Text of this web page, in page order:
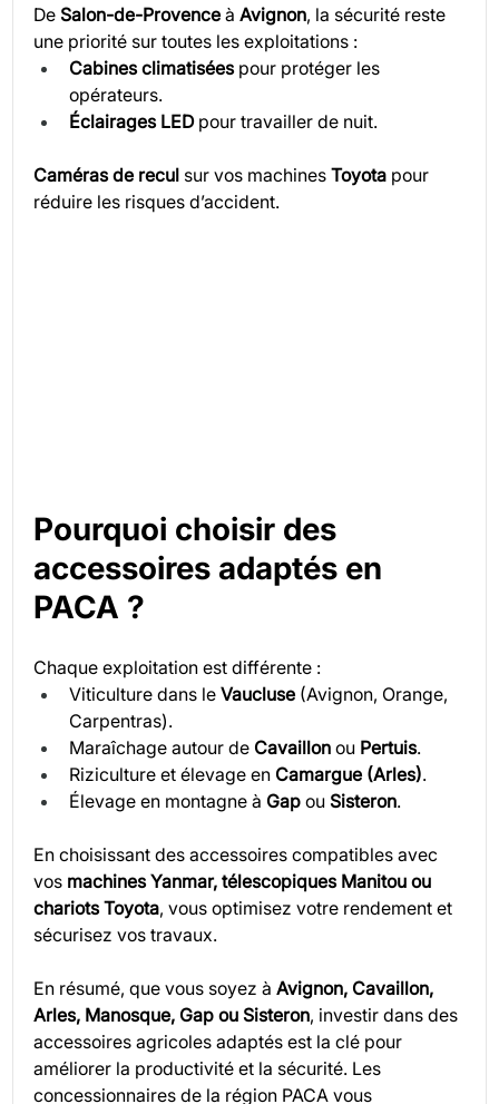
De Salon-de-Provence à Avignon, la sécurité reste
une priorité sur toutes les exploitations :
Cabines climatisées pour protéger les
opérateurs.
Éclairages LED pour travailler de nuit.
Caméras de recul sur vos machines Toyota pour
réduire les risques d’accident.
Pourquoi choisir des
accessoires adaptés en
PACA ?
Chaque exploitation est différente :
Viticulture dans le Vaucluse (Avignon, Orange,
Carpentras).
Maraîchage autour de Cavaillon ou Pertuis.
Riziculture et élevage en Camargue (Arles).
Élevage en montagne à Gap ou Sisteron.
En choisissant des accessoires compatibles avec
vos machines Yanmar, télescopiques Manitou ou
chariots Toyota, vous optimisez votre rendement et
sécurisez vos travaux.
En résumé, que vous soyez à Avignon, Cavaillon,
Arles, Manosque, Gap ou Sisteron, investir dans des
accessoires agricoles adaptés est la clé pour
améliorer la productivité et la sécurité. Les
concessionnaires de la région PACA vous